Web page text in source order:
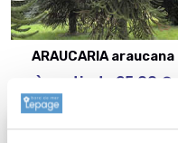
ARAUCARIA araucana
à partir de 25,00 €